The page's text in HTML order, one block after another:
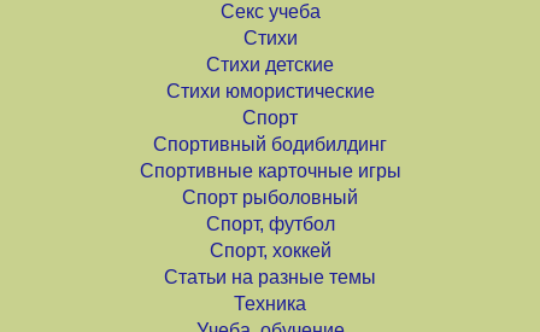
Секс учеба
Стихи
Стихи детские
Стихи юмористические
Спорт
Спортивный бодибилдинг
Спортивные карточные игры
Спорт рыболовный
Спорт, футбол
Спорт, хоккей
Статьи на разные темы
Техника